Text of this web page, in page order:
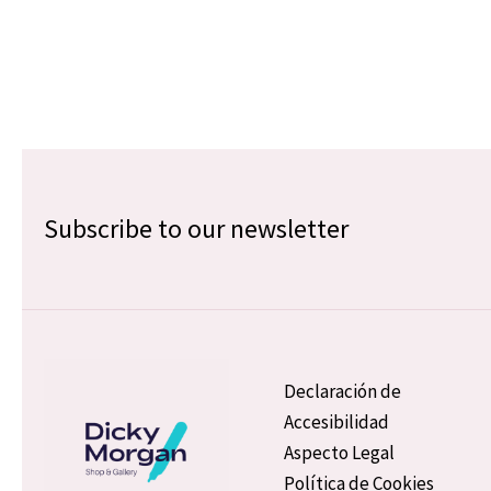
Subscribe to our newsletter
Declaración de
Accesibilidad
Aspecto Legal
Política de Cookies